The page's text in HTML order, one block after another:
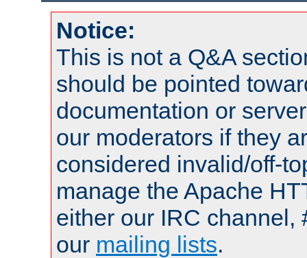
Notice:
This is not a Q&A
should be pointed
documentation or
our moderators if they
considered invalid/off-
manage the Apache
either our IRC channel,
our mailing lists.